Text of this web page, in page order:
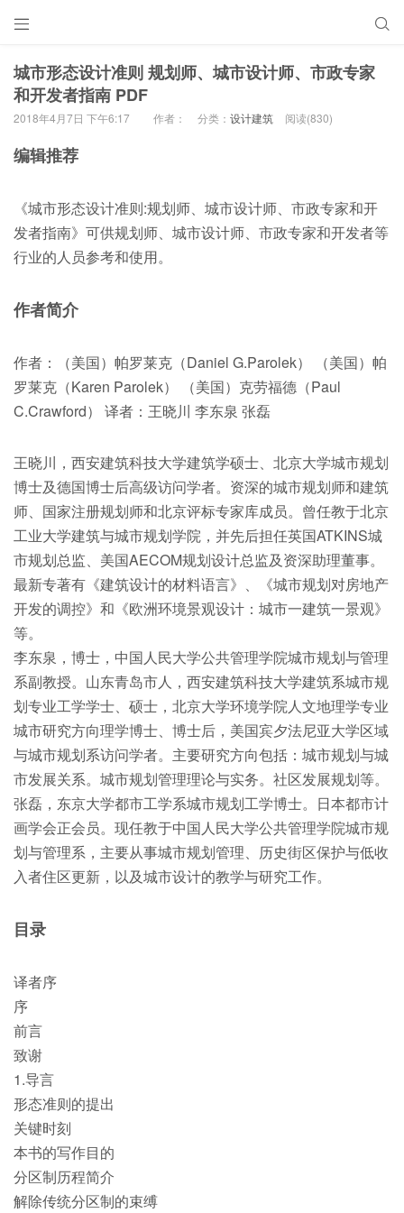
 
城市形态设计准则 规划师、城市设计师、市政专家
和开发者指南 PDF
2018年4月7日 下午6:17 作者： 分类： 设计建筑 阅读(830)
编辑推荐
《城市形态设计准则:规划师、城市设计师、市政专家和开
发者指南》可供规划师、城市设计师、市政专家和开发者等
行业的人员参考和使用。
作者简介
作者：（美国）帕罗莱克（Daniel G.Parolek） （美国）帕
罗莱克（Karen Parolek） （美国）克劳福德（Paul
C.Crawford） 译者：王晓川 李东泉 张磊
王晓川，西安建筑科技大学建筑学硕士、北京大学城市规划
博士及德国博士后高级访问学者。资深的城市规划师和建筑
师、国家注册规划师和北京评标专家库成员。曾任教于北京
工业大学建筑与城市规划学院，并先后担任英国ATKINS城
市规划总监、美国AECOM规划设计总监及资深助理董事。
最新专著有《建筑设计的材料语言》、《城市规划对房地产
开发的调控》和《欧洲环境景观设计：城市一建筑一景观》
等。
李东泉，博士，中国人民大学公共管理学院城市规划与管理
系副教授。山东青岛市人，西安建筑科技大学建筑系城市规
划专业工学学士、硕士，北京大学环境学院人文地理学专业
城市研究方向理学博士、博士后，美国宾夕法尼亚大学区域
与城市规划系访问学者。主要研究方向包括：城市规划与城
市发展关系。城市规划管理理论与实务。社区发展规划等。
张磊，东京大学都市工学系城市规划工学博士。日本都市计
画学会正会员。现任教于中国人民大学公共管理学院城市规
划与管理系，主要从事城市规划管理、历史街区保护与低收
入者住区更新，以及城市设计的教学与研究工作。
目录
译者序
序
前言
致谢
1.导言
形态准则的提出
关键时刻
本书的写作目的
分区制历程简介
解除传统分区制的束缚